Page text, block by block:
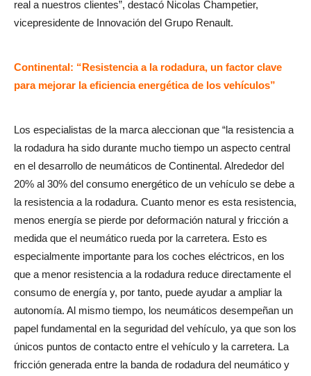
real a nuestros clientes”, destacó Nicolas Champetier,
vicepresidente de Innovación del Grupo Renault.
Continental: “Resistencia a la rodadura, un factor clave
para mejorar la eficiencia energética de los vehículos”
Los especialistas de la marca aleccionan que “la resistencia a
la rodadura ha sido durante mucho tiempo un aspecto central
en el desarrollo de neumáticos de Continental. Alrededor del
20% al 30% del consumo energético de un vehículo se debe a
la resistencia a la rodadura. Cuanto menor es esta resistencia,
menos energía se pierde por deformación natural y fricción a
medida que el neumático rueda por la carretera. Esto es
especialmente importante para los coches eléctricos, en los
que a menor resistencia a la rodadura reduce directamente el
consumo de energía y, por tanto, puede ayudar a ampliar la
autonomía. Al mismo tiempo, los neumáticos desempeñan un
papel fundamental en la seguridad del vehículo, ya que son los
únicos puntos de contacto entre el vehículo y la carretera. La
fricción generada entre la banda de rodadura del neumático y